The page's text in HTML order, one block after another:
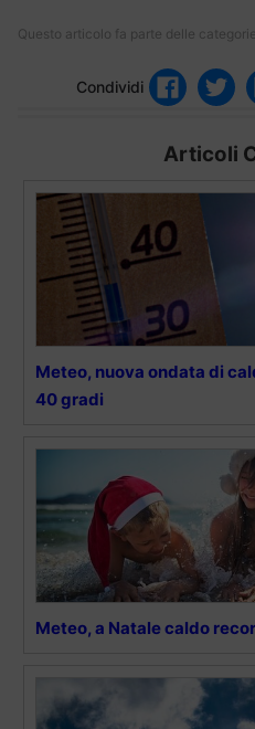
Questo articolo fa parte delle
Condividi
Articoli
Meteo, nuova ondata di
40 gradi
Meteo, a Natale caldo